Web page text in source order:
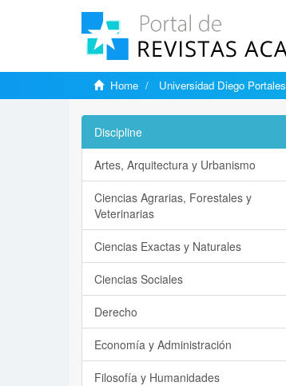
Home Universidad Diego Portales
Discipline
Artes, Arquitectura y Urbanismo
Ciencias Agrarias, Forestales y
Veterinarias
Ciencias Exactas y Naturales
Ciencias Sociales
Derecho
Economía y Administración
Filosofía y Humanidades